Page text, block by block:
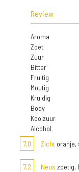
Review
Aroma
Zoet
Zuur
Bitter
Fruitig
Moutig
Kruidig
Body
Koolzuur
Alcohol
7,0
Zicht oranje,
7,2 Neus zoetig,